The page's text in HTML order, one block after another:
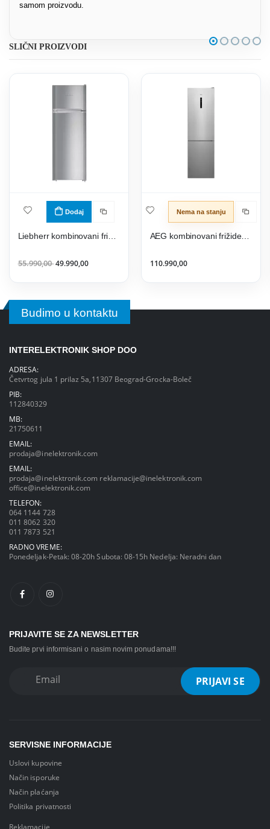
samom proizvodu.
SLIČNI PROIZVODI
Dodaj
55.990,0049.990,00
Nema na stanju
AEG kombinovani frižider RCB736E7MX
110.990,00
Budimo u kontaktu
INTERELEKTRONIK SHOP DOO
ADRESA:
Četvrtog jula 1 prilaz 5a,11307 Beograd-Grocka-Boleč
PIB:
112840329
MB:
21750611
EMAIL:
prodaja@inelektronik.com
EMAIL:
prodaja@inelektronik.com reklamacije@inelektronik.com
office@inelektronik.com
TELEFON:
064 1144 728
011 8062 320
011 7873 521
RADNO VREME:
Ponedeljak-Petak: 08-20h Subota: 08-15h Nedelja: Neradni dan
PRIJAVITE SE ZA NEWSLETTER
Budite prvi informisani o nasim novim ponudama!!!
SERVISNE INFORMACIJE
Uslovi kupovine
Način isporuke
Način plaćanja
Politika privatnosti
Reklamacije